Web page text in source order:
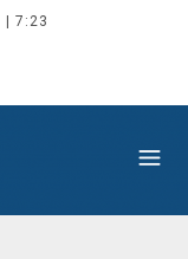
| 7:23